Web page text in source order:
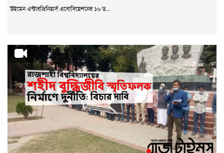
উইমেন এন্টারপ্রিনিয়ার্স এসোসিয়েশনের ১৬ ত...